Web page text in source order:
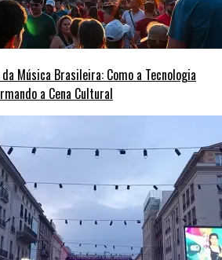
da Música Brasileira: Como a Tecnologia
a Cena Cultural